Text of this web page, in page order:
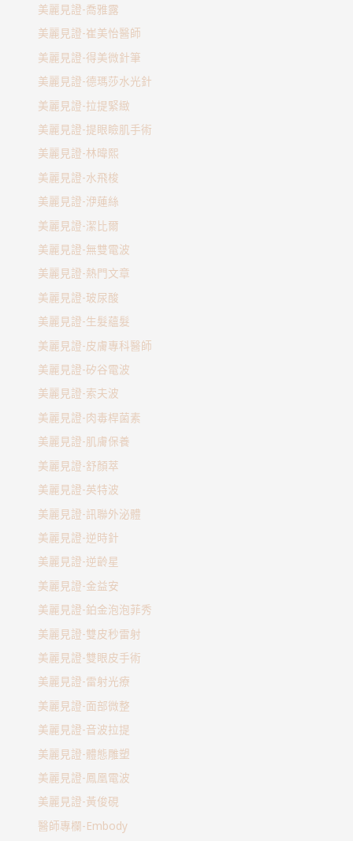
美麗見證-喬雅露
美麗見證-崔美怡醫師
美麗見證-得美微針筆
美麗見證-德瑪莎水光針
美麗見證-拉提緊緻
美麗見證-提眼瞼肌手術
美麗見證-林暐熙
美麗見證-水飛梭
美麗見證-洢蓮絲
美麗見證-潔比爾
美麗見證-無雙電波
美麗見證-熱門文章
美麗見證-玻尿酸
美麗見證-生髮蘊髮
美麗見證-皮膚專科醫師
美麗見證-矽谷電波
美麗見證-索夫波
美麗見證-肉毒桿菌素
美麗見證-肌膚保養
美麗見證-舒顏萃
美麗見證-英特波
美麗見證-訊聯外泌體
美麗見證-逆時針
美麗見證-逆齡星
美麗見證-金益安
美麗見證-鉑金泡泡菲秀
美麗見證-雙皮秒雷射
美麗見證-雙眼皮手術
美麗見證-雷射光療
美麗見證-面部微整
美麗見證-音波拉提
美麗見證-體態雕塑
美麗見證-鳳凰電波
美麗見證-黃俊硯
醫師專欄-Embody